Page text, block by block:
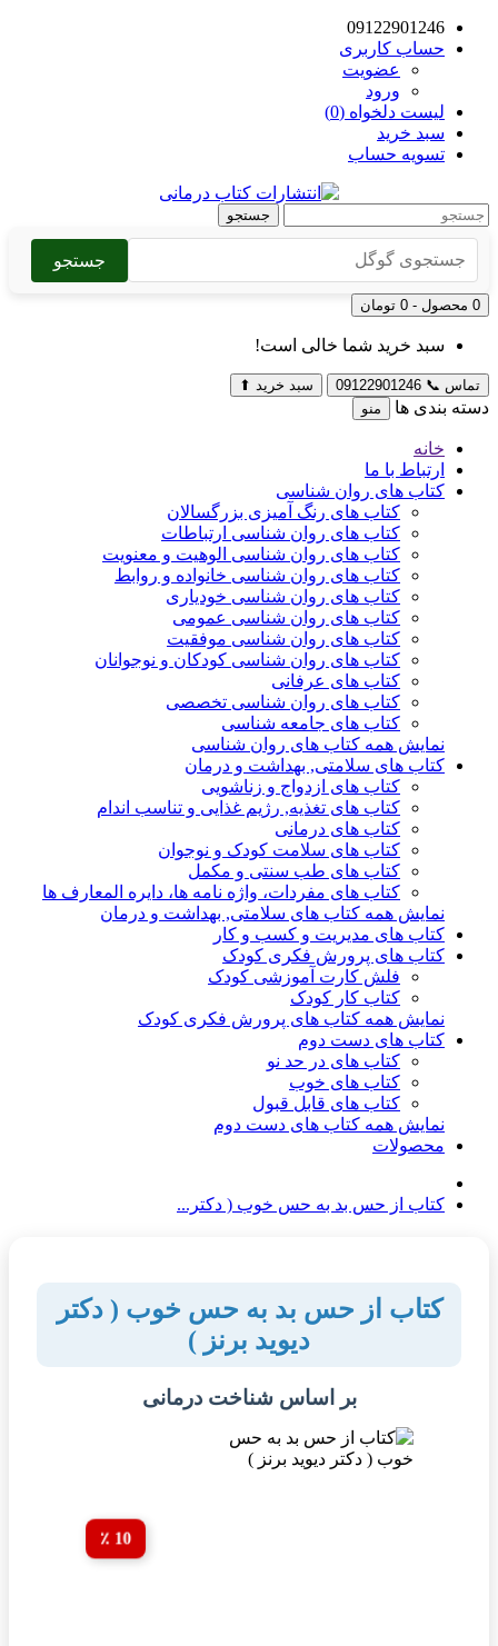
09122901246
حساب کاربری
عضویت
ورود
لیست دلخواه (0)
سبد خرید
تسویه حساب
جستجو
جستجو
0 محصول - 0 تومان
سبد خرید شما خالی است!
تماس 📞
09122901246 سبد خرید ⬆
دسته بندی ها منو
خانه
ارتباط با ما
کتاب های روان شناسی
کتاب های رنگ آمیزی بزرگسالان
کتاب های روان شناسی ارتباطات
کتاب های روان شناسی الوهیت و معنویت
کتاب های روان شناسی خانواده و روابط
کتاب های روان شناسی خودیاری
کتاب های روان شناسی عمومی
کتاب های روان شناسی موفقیت
کتاب های روان شناسی کودکان و نوجوانان
کتاب های عرفانی
کتاب های روان شناسی تخصصی
کتاب های جامعه شناسی
نمایش همه کتاب های روان شناسی
کتاب های سلامتی, بهداشت و درمان
کتاب های ازدواج و زناشویی
کتاب های تغذیه, رژیم غذایی و تناسب اندام
کتاب های درمانی
کتاب های سلامت کودک و نوجوان
کتاب های طب سنتی و مکمل
کتاب های مفردات، واژه نامه ها، دایره المعارف ها
نمایش همه کتاب های سلامتی, بهداشت و درمان
کتاب های مدیریت و کسب و کار
کتاب های پرورش فکری کودک
فلش کارت آموزشی کودک
کتاب کار کودک
نمایش همه کتاب های پرورش فکری کودک
کتاب های دست دوم
کتاب های در حد نو
کتاب های خوب
کتاب های قابل قبول
نمایش همه کتاب های دست دوم
محصولات
کتاب از حس بد به حس خوب ( دکتر...
کتاب از حس بد به حس خوب ( دکتر
دیوید برنز )
بر اساس شناخت درمانی
10 ٪